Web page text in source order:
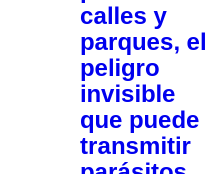
calles y
parques, el
peligro
invisible
que puede
transmitir